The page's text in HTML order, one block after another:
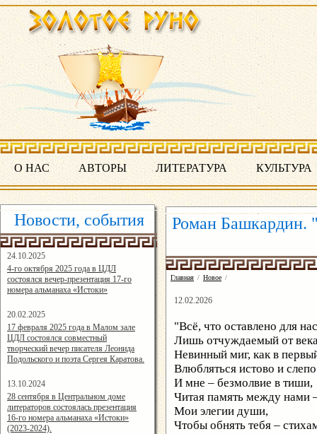
О НАС АВТОРЫ ЛИТЕРАТУРА КУЛЬТУРА
Новости, события
24.10.2025
16:19:07
4-го октября 2025 года в ЦДЛ
состоялся вечер-презентация 17-го
номера альманаха «Истоки»
20.02.2025
14:24:00
17 февраля 2025 года в Малом зале
ЦДЛ состоялся совместный
творческий вечер писателя Леонида
Подольского и поэта Сергея Каратова.
13.10.2024
14:08:11
28 сентября в Центральном доме
литераторов состоялась презентация
16-го номера альманаха «Истоки»
(2023-2024).
Роман Башкардин.
Главная / Новое /
12.02.2026
"Всё, что оставлено для
Лишь отчуждаемый от
Невинный миг, как в
Влюбляться истово и
И мне – безмолвие в тиши,
Читая память между нами
Мои элегии души,
Чтобы обнять тебя –